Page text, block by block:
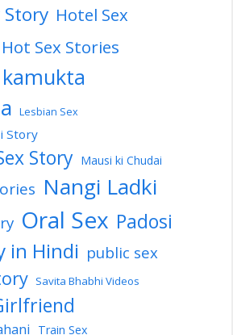
Story Hotel Sex
Hot Sex Stories
kamukta
Lesbian Sex
Story
Story Mausi ki Chudai
Nangi Ladki
Oral Sex Padosi
in Hindi public sex
Savita Bhabhi Videos
Train Sex